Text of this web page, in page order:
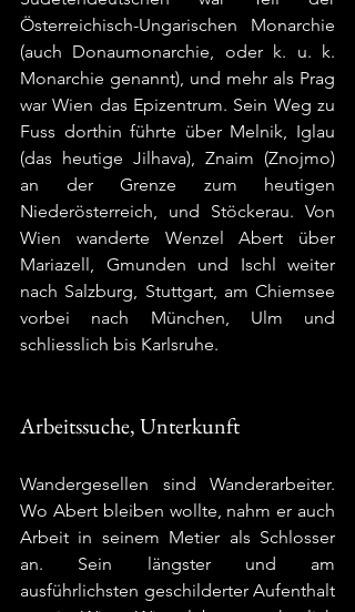
Österreichisch-Ungarischen Monarchie
(auch Donaumonarchie, oder k. u. k.
Monarchie genannt), und mehr als Prag
war Wien das Epizentrum. Sein Weg zu
Fuss dorthin führte über Melnik, Iglau
(das heutige Jilhava), Znaim (Znojmo)
an der Grenze zum heutigen
Niederösterreich, und Stöckerau. Von
Wien wanderte Wenzel Abert über
Mariazell, Gmunden und Ischl weiter
nach Salzburg, Stuttgart, am Chiemsee
vorbei nach München, Ulm und
schliesslich bis Karlsruhe.
Arbeitssuche, Unterkunft
Wandergesellen sind Wanderarbeiter.
Wo Abert bleiben wollte, nahm er auch
Arbeit in seinem Metier als Schlosser
an. Sein längster und am
ausführlichsten geschilderter Aufenthalt